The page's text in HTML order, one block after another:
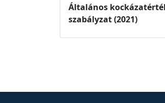
Általános
szabályzat (2021)